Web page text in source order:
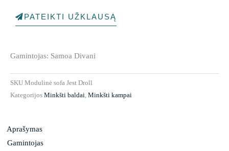
PATEIKTI UŽKLAUSĄ
Gamintojas: Samoa Divani
SKU Modulinė sofa Jest Droll
Kategorijos Minkšti baldai, Minkšti kampai
Aprašymas
Gamintojas